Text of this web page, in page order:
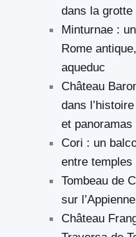
dans la grotte
Minturnae :
Rome
aqueduc
Château
dans
et
Cori : un
entre
Tombeau de
sur l’Appienne
Château